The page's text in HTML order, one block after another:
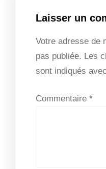
Laisser un
Votre adresse de
pas publiée. Les
sont indiqués avec
Commentaire *